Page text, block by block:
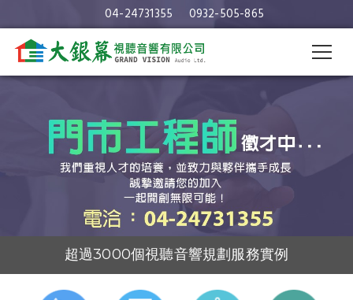
04-24731355 0932-505-865
串流音樂｜串流音樂播放器｜大銀
幕視聽音響
超過3000個視聽音響規劃服務實例
30年的視聽音響及空間規劃經驗
視聽音響專業規劃與施工